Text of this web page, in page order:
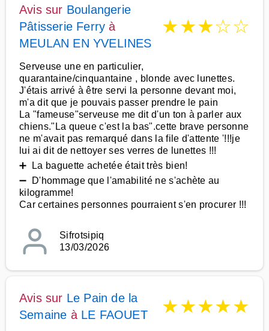
Avis sur Boulangerie
Pâtisserie Ferry à
MEULAN EN YVELINES
★★★☆☆
Serveuse une en particulier,
quarantaine/cinquantaine , blonde avec lunettes.
J'étais arrivé à être servi la personne devant moi,
m'a dit que je pouvais passer prendre le pain
La "fameuse"serveuse me dit d'un ton à parler aux
chiens."La queue c'est la bas".cette brave personne
ne m'avait pas remarqué dans la file d'attente '!!!je
lui ai dit de nettoyer ses verres de lunettes !!!
➕ La baguette achetée était très bien!
➖ D'hommage que l'amabilité ne s'achète au
kilogramme!
Car certaines personnes pourraient s'en procurer !!!
Sifrotsipiq
13/03/2026
Avis sur Le Pain de la
Semaine à LE FAOUET ★★★★★